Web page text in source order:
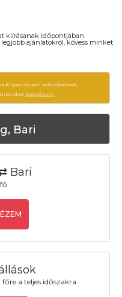
kiírásanak időpontjában
ajánlatokról, kövess minket
folyamatosan változhatnak,
böngészni.
Bari
Bari
a teljes időszakra